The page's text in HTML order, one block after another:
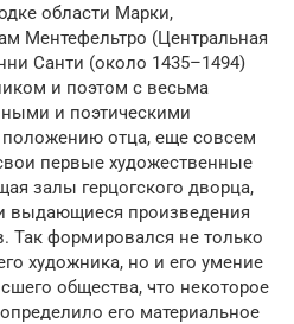
области Марки,
Ментефельтро (Центральная
Санти (около 1435–1494)
и поэтом с весьма
и поэтическими
отца, еще совсем
первые художественные
залы герцогского дворца,
выдающиеся произведения
Так формировался не только
художника, но и его умение
общества, что некоторое
его материальное